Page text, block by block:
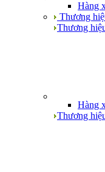
Hàng
Thương
Thương
Hàng
Thương